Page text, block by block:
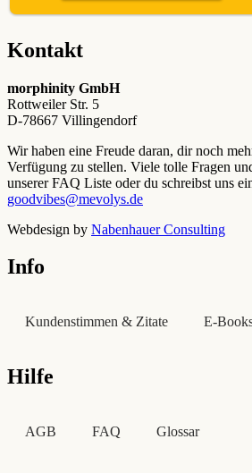
Kontakt
morphinity GmbH
Rottweiler Str. 5
D-78667 Villingendorf
Wir haben eine Freude daran, dir noch
Verfügung zu stellen. Viele tolle Fragen
unserer FAQ Liste oder du schreibst uns
goodvibes@mevolys.de
Webdesign by Nabenhauer Consulting
Info
Kundenstimmen & Zitate E-
Hilfe
AGB FAQ Glossar